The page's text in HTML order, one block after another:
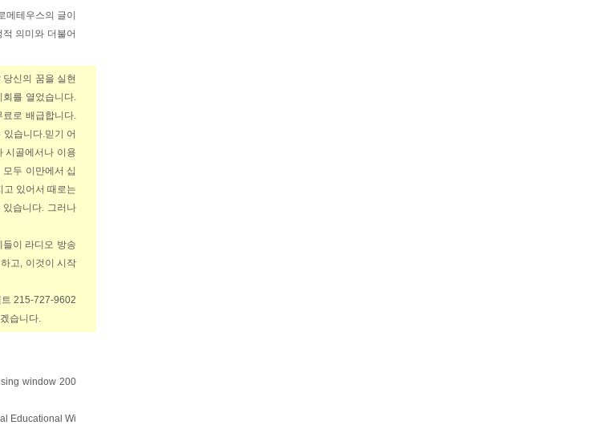
메테우스의 글이
의미와 더불어
신의 꿈을 실현
를 열었습니다.
로 배급합니다.
있습니다.믿기 어
시골에서나 이용
두 이만에서 십
고 있어서 때로는
있습니다. 그러나
이 라디오 방송
고, 이것이 시작
215-727-9602
습니다.
window 200
Educational Wi